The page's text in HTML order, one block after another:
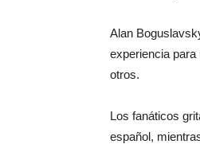
Alan
experiencia
otros.
Los fanáticos
español,